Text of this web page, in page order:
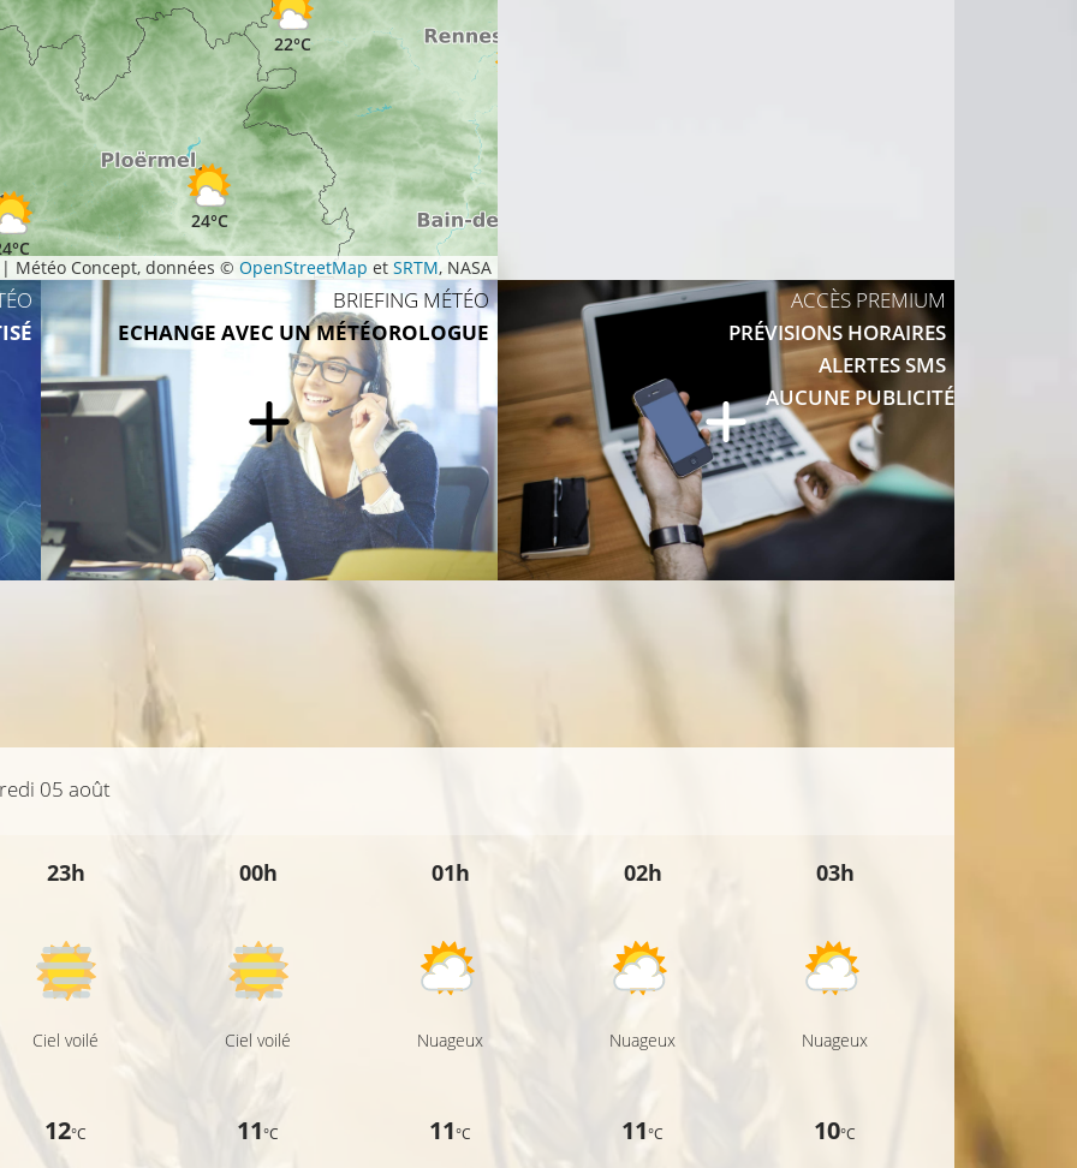
24°C
25°C
25°C
24°C
25°C
22°C
26°C
26°C
26°C
| Météo Concept, données © OpenStreetMap et SRTM, NASA
BRIEFING MÉTÉO
ECHANGE AVEC UN MÉTÉOROLOGUE
ACCÈS PREMIUM
PRÉVISIONS HORAIRES
ALERTES SMS
AUCUNE PUBLICITÉ
05 août
23h
Ciel voilé
12°C
00h
Ciel voilé
11°C
01h
Nuageux
11°C
02h
Nuageux
11°C
03h
Nuageux
10°C